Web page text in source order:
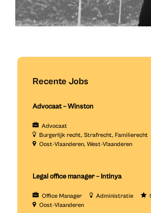
Recente Jobs
Advocaat – Winston
Advocaat
Burgerlijk recht Strafrecht Familierecht
Oost-Vlaanderen West-Vlaanderen
Legal office manager – Intinya
Office Manager Administratie
Oost-Vlaanderen